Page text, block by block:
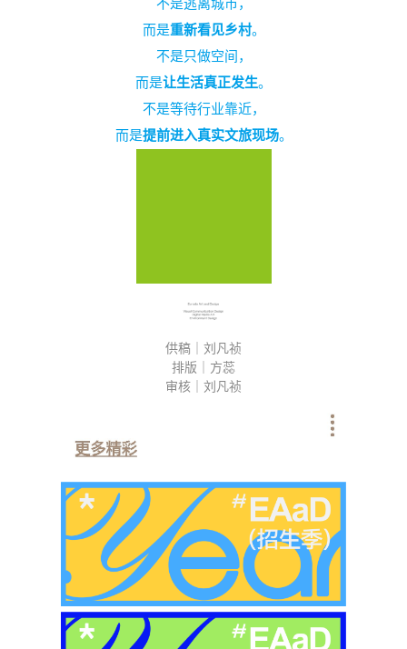
不是逃离城市，
而是重新看见乡村。
不是只做空间，
而是让生活真正发生。
不是等待行业靠近，
而是提前进入真实文旅现场。
供稿｜ 刘凡祯
排版｜方蕊
审核｜ 刘凡祯